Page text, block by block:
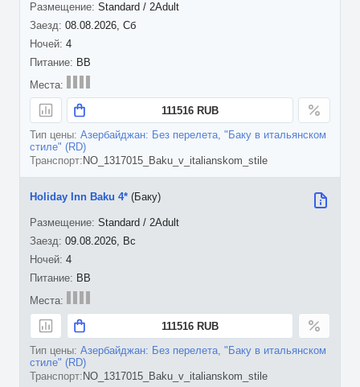
08.08.2026, Сб
4
Standard / 2Adult
BB
111516 RUB
Азербайджан: Без перелета, "Баку в итальянском
стиле" (RD)
NO_1317015_Baku_v_italianskom_stile
09.08.2026, Вс
4
Holiday Inn Baku 4* (Баку)
Standard / 2Adult
BB
111516 RUB
Азербайджан: Без перелета, "Баку в итальянском
стиле" (RD)
NO_1317015_Baku_v_italianskom_stile